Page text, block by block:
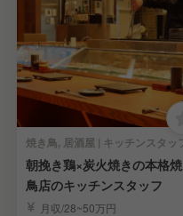
焼き鳥, 居酒屋 | キッチンスタッ
朝挽き鶏×炭火焼きの本格
鳥店のキッチンスタッフ
月収/28~50万円